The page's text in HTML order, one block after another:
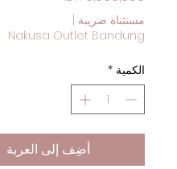
مستثناة ضريبة
Nakusa Outlet Bandung
الكمية *
أضِف إلى العربة